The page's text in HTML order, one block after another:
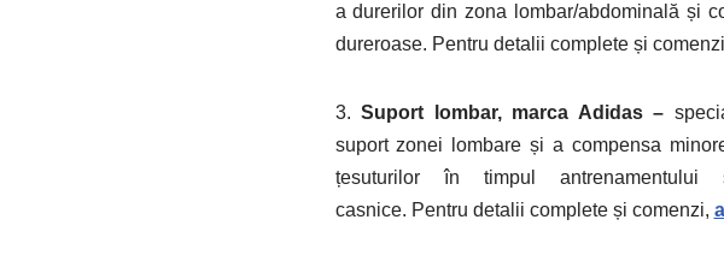
a durerilor din zona lombar/abdominală și
dureroase. Pentru detalii complete și
3. Suport lombar, marca Adidas –
suport zonei lombare și a compensa
țesuturilor în timpul antrenamentului
casnice. Pentru detalii complete și comenzi,